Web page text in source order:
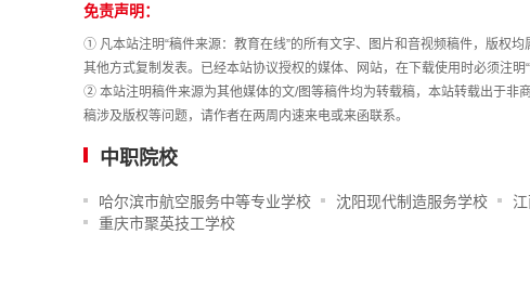
免责声明：
① 凡本站注明“稿件来源：教育在线”的所有文字、图片和音视频稿件，版权
其他方式复制发表。已经本站协议授权的媒体、网站，在下载使用时必须注明
② 本站注明稿件来源为其他媒体的文/图等稿件均为转载稿，本站转载出于非
稿涉及版权等问题，请作者在两周内速来电或来函联系。
中职院校
哈尔滨市航空服务中等专业学校 沈阳现代制造服务学校
重庆市聚英技工学校